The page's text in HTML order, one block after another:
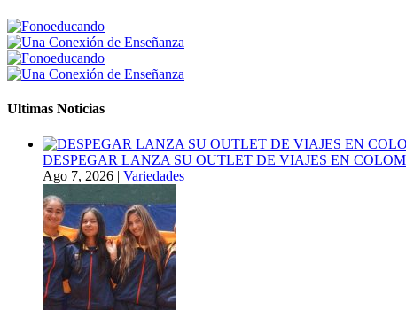
Ultimas Noticias
DESPEGAR LANZA SU OUTLET DE VIAJES EN
Ago 7, 2026 | Variedades